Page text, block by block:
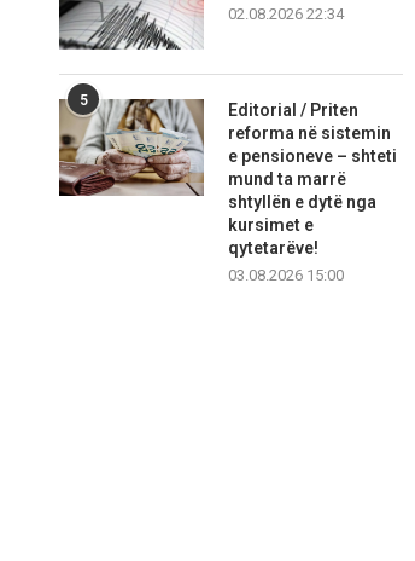
02.08.2026 22:34
5
Editorial / Priten
reforma në sistemin
e pensioneve – shteti
mund ta marrë
shtyllën e dytë nga
kursimet e
qytetarëve!
03.08.2026 15:00